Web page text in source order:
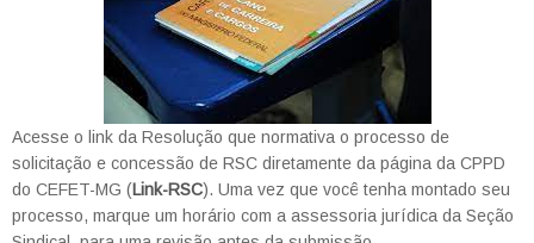
Acesse o link da Resolução que normativa o processo de
solicitação e concessão de RSC diretamente da página da CPPD
do CEFET-MG (Link-RSC). Uma vez que você tenha montado seu
processo, marque um horário com a assessoria jurídica da Seção